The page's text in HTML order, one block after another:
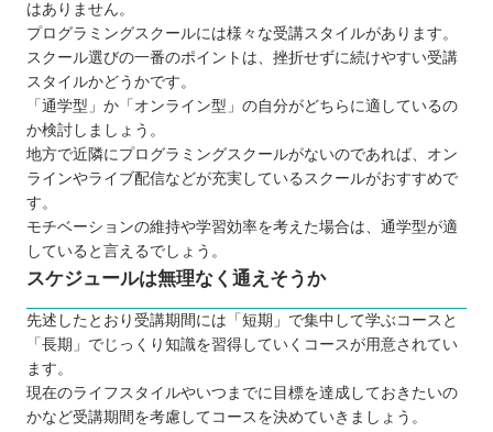
はありません。
プログラミングスクールには様々な受講スタイルがあります。
スクール選びの一番のポイントは、挫折せずに続けやすい受講
スタイルかどうかです。
「通学型」か「オンライン型」の自分がどちらに適しているの
か検討しましょう。
地方で近隣にプログラミングスクールがないのであれば、オン
ラインやライブ配信などが充実しているスクールがおすすめで
す。
モチベーションの維持や学習効率を考えた場合は、通学型が適
していると言えるでしょう。
スケジュールは無理なく通えそうか
先述したとおり受講期間には「短期」で集中して学ぶコースと
「長期」でじっくり知識を習得していくコースが用意されてい
ます。
現在のライフスタイルやいつまでに目標を達成しておきたいの
かなど受講期間を考慮してコースを決めていきましょう。